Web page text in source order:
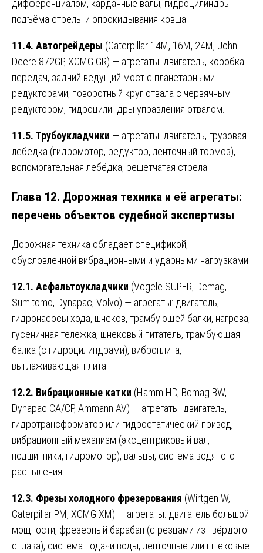
дифференциалом, карданные валы, гидроцилиндры
подъёма стрелы и опрокидывания ковша.
11.4. Автогрейдеры (Caterpillar 14M, 16M, 24M, John
Deere 872GP, XCMG GR) — агрегаты: двигатель, коробка
передач, задний ведущий мост с планетарными
редукторами, поворотный круг отвала с червячным
редуктором, гидроцилиндры управления отвалом.
11.5. Трубоукладчики — агрегаты: двигатель, грузовая
лебёдка (гидромотор, редуктор, ленточный тормоз),
вспомогательная лебёдка, решетчатая стрела.
Глава 12. Дорожная техника и её агрегаты:
перечень объектов судебной экспертизы
Дорожная техника обладает спецификой,
обусловленной вибрационными и ударными нагрузками:
12.1. Асфальтоукладчики (Vogele SUPER, Demag,
Sumitomo, Dynapac, Volvo) — агрегаты: двигатель,
гидронасосы хода, шнеков, трамбующей балки, нагрева,
гусеничная тележка, шнековый питатель, трамбующая
балка (с гидроцилиндрами), виброплита,
выглаживающая плита.
12.2. Вибрационные катки (Hamm HD, Bomag BW,
Dynapac CA/CP, Ammann AV) — агрегаты: двигатель,
гидротрансформатор или гидростатический привод,
вибрационный механизм (эксцентриковый вал,
подшипники, гидромотор), вальцы, система водяного
распыления.
12.3. Фрезы холодного фрезерования (Wirtgen W,
Caterpillar PM, XCMG XM) — агрегаты: двигатель большой
мощности, фрезерный барабан (с резцами из твёрдого
сплава), система подачи воды, ленточные или шнековые